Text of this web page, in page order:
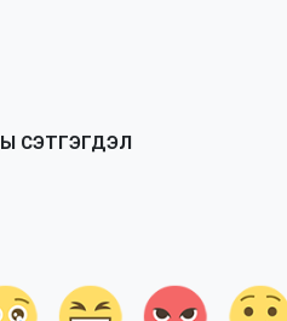
СЭТГЭГДЭЛ